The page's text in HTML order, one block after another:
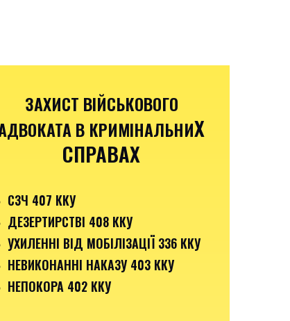
ЗАХИСТ ВІЙСЬКОВОГО
В КРИМІНАЛЬНИХ
СПРАВАХ
СЗЧ 407 ККУ
ДЕЗЕРТИРСТВІ 408 ККУ
УХИЛЕННІ ВІД МОБІЛІЗАЦІЇ 336 ККУ
НЕВИКОНАННІ НАКАЗУ 403 ККУ
НЕПОКОРА 402 ККУ